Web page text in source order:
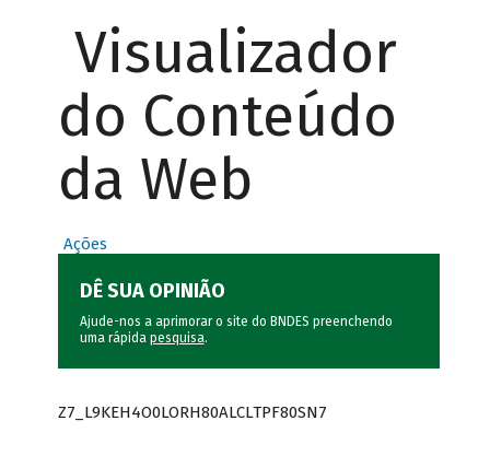
Visualizador
do Conteúdo
da Web
Ações
DÊ SUA OPINIÃO
Ajude-nos a aprimorar o site do BNDES preenchendo
uma rápida pesquisa.
Z7_L9KEH4O0LORH80ALCLTPF80SN7